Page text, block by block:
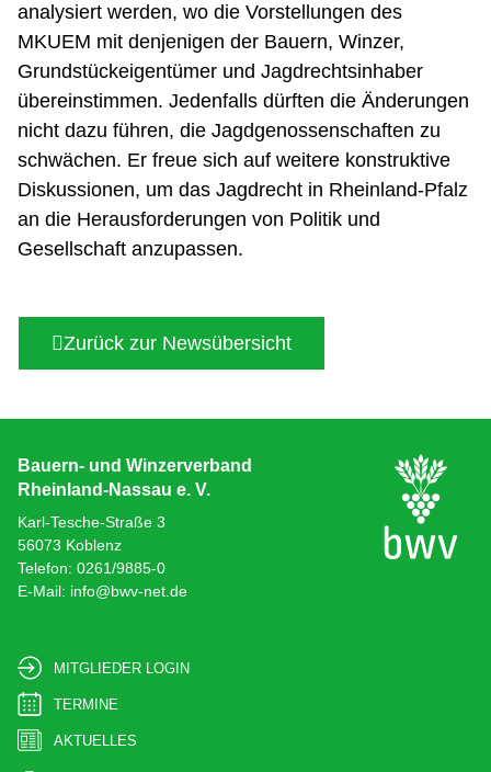
analysiert werden, wo die Vorstellungen des
MKUEM mit denjenigen der Bauern, Winzer,
Grundstückeigentümer und Jagdrechtsinhaber
übereinstimmen. Jedenfalls dürften die Änderungen
nicht dazu führen, die Jagdgenossenschaften zu
schwächen. Er freue sich auf weitere konstruktive
Diskussionen, um das Jagdrecht in Rheinland-Pfalz
an die Herausforderungen von Politik und
Gesellschaft anzupassen.
Zurück zur Newsübersicht
Bauern- und Winzerverband
Rheinland-Nassau e. V.
Karl-Tesche-Straße 3
56073 Koblenz
Telefon: 0261/9885-0
E-Mail: info@bwv-net.de
MITGLIEDER LOGIN
TERMINE
AKTUELLES